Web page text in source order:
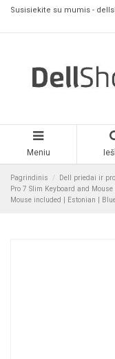
Susisiekite su mumis -
Meniu
Pagrindinis Dell priedai ir
Pro 7 Slim Keyboard and
Mouse included | Estonian |